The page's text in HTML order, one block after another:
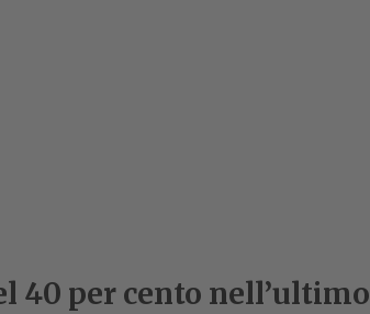
40 per cento nell’ultimo